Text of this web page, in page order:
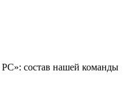
состав нашей команды